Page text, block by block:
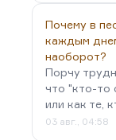
Почему в
каждым
наоборот?
Порчу
что "кто-то
или как те,
03 авг., 04:58